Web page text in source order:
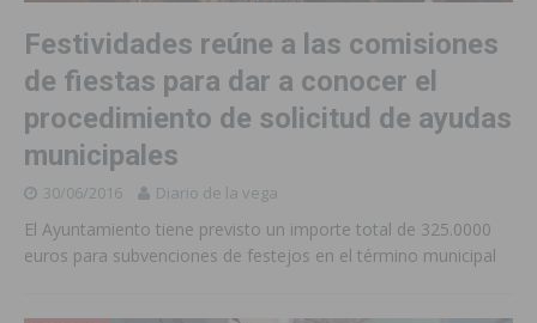
Festividades reúne a las comisiones
de fiestas para dar a conocer el
procedimiento de solicitud de ayudas
municipales
30/06/2016 Diario de la vega
El Ayuntamiento tiene previsto un importe total de 325.0000
euros para subvenciones de festejos en el término municipal